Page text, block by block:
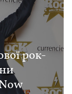
рок-